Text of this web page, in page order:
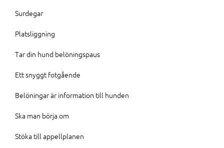
Surdegar
Platsliggning
Tar din hund belöningspaus
Ett snyggt fotgående
Belöningar är information till hunden
Ska man börja om
Stöka till appellplanen